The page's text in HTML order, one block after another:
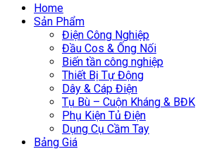
Home
Sản Phẩm
Điện Công Nghiệp
Đầu Cos & Ống Nối
Biến tần công nghiệp
Thiết Bị Tự Động
Dây & Cáp Điện
Tụ Bù – Cuộn Kháng & BĐK
Phụ Kiện Tủ Điện
Dụng Cụ Cầm Tay
Bảng Giá